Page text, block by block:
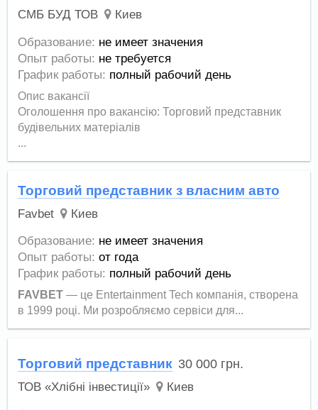
СМБ БУД ТОВ Киев
Образование: не имеет значения
Опыт работы: не требуется
График работы: полный рабочий день
Опис вакансії
Оголошення про вакансію: Торговий представник
будівельних матеріалів
...
Торговий представник з власним авто
Favbet Киев
Образование: не имеет значения
Опыт работы: от года
График работы: полный рабочий день
FAVBET — це Entertainment Tech компанія, створена
в 1999 році. Ми розробляємо сервіси для...
Торговий представник 30 000 грн.
ТОВ «Хлібні інвестиції» Киев